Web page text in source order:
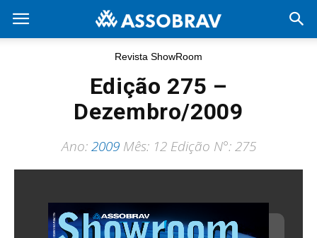
Revista ShowRoom
Edição 275 –
Dezembro/2009
Ano:2009Mês: 12 Edição N°: 275